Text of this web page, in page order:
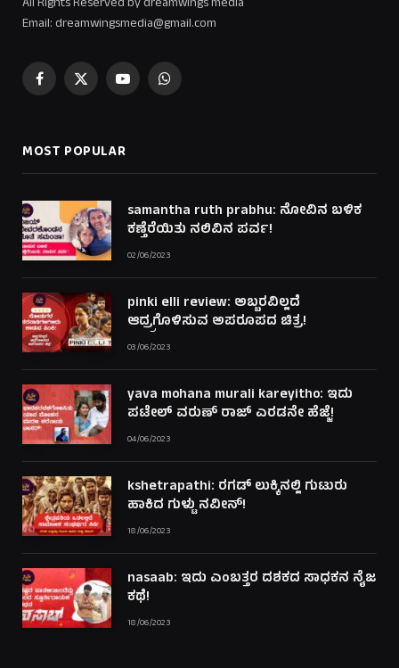
All Rights Reserved by dreamwings media
Email: dreamwingsmedia@gmail.com
Facebook
X
YouTubeWhatsApp
MOST POPULAR
samantha ruth prabhu: ನೋವಿನ ಬಳಿಕ
ಕಣ್ತೆರೆಯಿತು ನಲಿವಿನ ಪರ್ವ!
02/06/2023
pinki elli review: ಅಬ್ಬರವಿಲ್ಲದೆ
ಆದ್ರ್ರಗೊಳಿಸುವ ಅಪರೂಪದ ಚಿತ್ರ!
03/06/2023
yava mohana murali kareyitho: ಇದು
ಪಟೇಲ್ ವರುಣ್ ರಾಜ್ ಎರಡನೇ ಹೆಜ್ಜೆ!
04/06/2023
kshetrapathi: ರಗಡ್ ಲುಕ್ಕಿನಲ್ಲಿ ಗುಟುರು
ಹಾಕಿದ ಗುಳ್ಟು ನವೀನ್!
18/06/2023
nasaab: ಇದು ಎಂಬತ್ತರ ದಶಕದ ಸಾಧಕನ ನೈಜ
ಕಥೆ!
18/06/2023